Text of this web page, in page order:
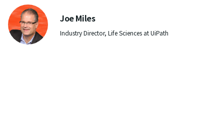
Joe Miles
Industry Director, Life Sciences at UiPath